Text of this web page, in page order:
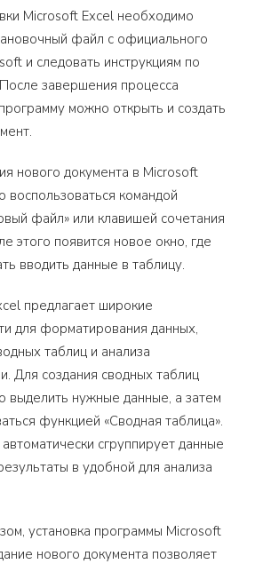
Microsoft Excel необходимо
файл с официального
и следовать инструкциям по
завершения процесса
можно открыть и создать
нового документа в Microsoft
воспользоваться командой
файл» или клавишей сочетания
этого появится новое окно, где
вводить данные в таблицу.
предлагает широкие
для форматирования данных,
таблиц и анализа
Для создания сводных таблиц
выделить нужные данные, а затем
функцией «Сводная таблица».
сгруппирует данные
в удобной для анализа
установка программы Microsoft
нового документа позволяет